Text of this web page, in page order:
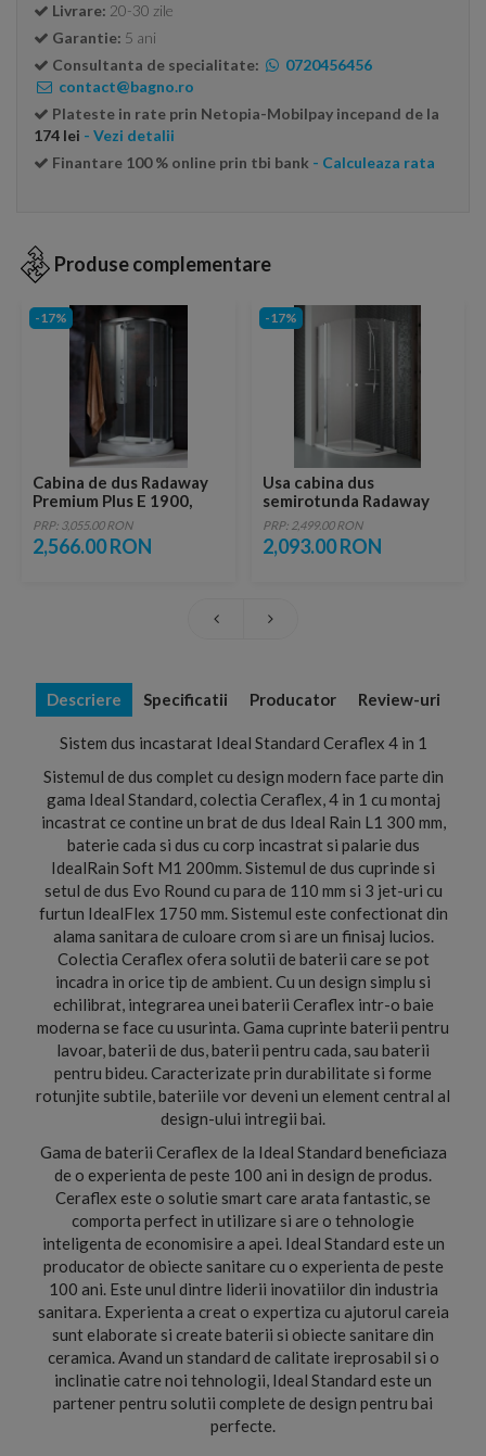
Livrare: 20-30 zile
Garantie: 5 ani
Consultanta de specialitate:
0720456456
contact@bagno.ro
Plateste in rate prin Netopia-Mobilpay incepand de la
174 lei - Vezi detalii
Finantare 100 % online prin tbi bank - Calculeaza rata
Produse complementare
-17%
Cabina de dus Radaway
Premium Plus E 1900,
90x80xH190 cm
PRP: 3,055.00 RON
2,566.00 RON
-17%
Usa cabina dus
semirotunda Radaway
Eos II PDD 100 x H195 cm
PRP: 2,499.00 RON
2,093.00 RON
Descriere Specificatii Producator Review-uri
Sistem dus incastarat Ideal Standard Ceraflex 4 in 1
Sistemul de dus complet cu design modern face parte din
gama Ideal Standard, colectia Ceraflex, 4 in 1 cu montaj
incastrat ce contine un brat de dus Ideal Rain L1 300 mm,
baterie cada si dus cu corp incastrat si palarie dus
IdealRain Soft M1 200mm. Sistemul de dus cuprinde si
setul de dus Evo Round cu para de 110 mm si 3 jet-uri cu
furtun IdealFlex 1750 mm. Sistemul este confectionat din
alama sanitara de culoare crom si are un finisaj lucios.
Colectia Ceraflex ofera solutii de baterii care se pot
incadra in orice tip de ambient. Cu un design simplu si
echilibrat, integrarea unei baterii Ceraflex intr-o baie
moderna se face cu usurinta. Gama cuprinte baterii pentru
lavoar, baterii de dus, baterii pentru cada, sau baterii
pentru bideu. Caracterizate prin durabilitate si forme
rotunjite subtile, bateriile vor deveni un element central al
design-ului intregii bai.
Gama de baterii Ceraflex de la Ideal Standard beneficiaza
de o experienta de peste 100 ani in design de produs.
Ceraflex este o solutie smart care arata fantastic, se
comporta perfect in utilizare si are o tehnologie
inteligenta de economisire a apei. Ideal Standard este un
producator de obiecte sanitare cu o experienta de peste
100 ani. Este unul dintre liderii inovatiilor din industria
sanitara. Experienta a creat o expertiza cu ajutorul careia
sunt elaborate si create baterii si obiecte sanitare din
ceramica. Avand un standard de calitate ireprosabil si o
inclinatie catre noi tehnologii, Ideal Standard este un
partener pentru solutii complete de design pentru bai
perfecte.